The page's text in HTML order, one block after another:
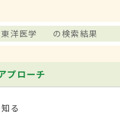
東洋医学 の検索結果
プローチ
る